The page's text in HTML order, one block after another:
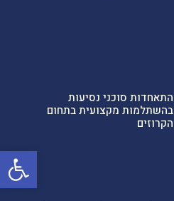
פתח
התאחדות סוכני נסיעות
בהשתלמות מקצועית בתחום
הקרוזים